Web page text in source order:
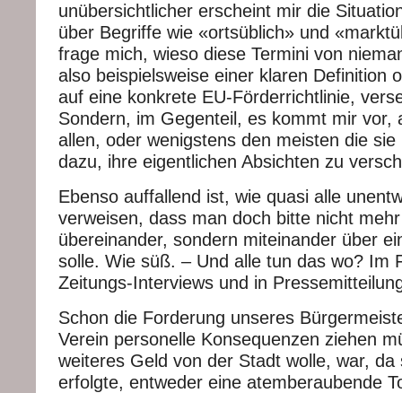
unübersichtlicher erscheint mir die
über Begriffe wie «ortsüblich» und
frage mich, wieso diese Termini von
also beispielsweise einer klaren Definition
auf eine konkrete EU-Förderrichtlinie,
Sondern, im Gegenteil, es kommt mir vor,
allen, oder wenigstens den meisten die
dazu, ihre eigentlichen Absichten zu
Ebenso auffallend ist, wie quasi alle
verweisen, dass man doch bitte nicht
übereinander, sondern miteinander über
solle. Wie süß. – Und alle tun das wo? Im
Zeitungs-Interviews und in
Schon die Forderung unseres
Verein personelle Konsequenzen ziehen
weiteres Geld von der Stadt wolle, war, da
erfolgte, entweder eine atemberaubende